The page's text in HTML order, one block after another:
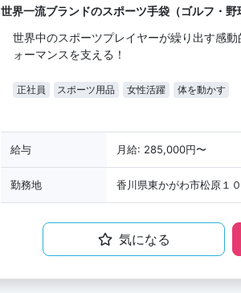
世界一流ブランドのスポーツ手袋（ゴルフ・野
世界中のスポーツプレイヤーが繰り出す感動
ォーマンスを支える！
正社員 スポーツ用品 女性活躍 体を動かす
給与 月給: 285,000円〜
勤務地 香川県東かがわ市松原１
気になる